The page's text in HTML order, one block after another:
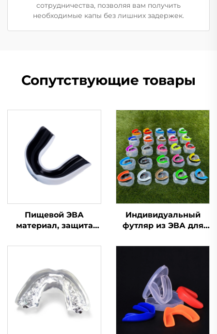
сотрудничества, позволяя вам получить
необходимые капы без лишних задержек.
Сопутствующие товары
Пищевой ЭВА
материал, защита
брекетов, боксерская
защитные
спортивные капы для
зубов
Индивидуальный
футляр из ЭВА для
боксерской капы, для
для зубов,
спортивные капы для
единоборств MMA,
защита от скрежета
зубами